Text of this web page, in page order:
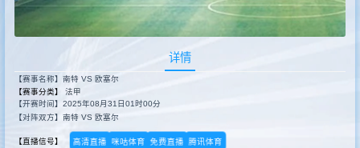
德甲新闻
详情
【赛事名称】南特 VS 欧塞尔
【赛事分类】 法甲
【开赛时间】2025年08月31日01时00分
【对阵双方】南特 VS 欧塞尔
【直播信号】 高清直播 咪咕体育 免费直播 腾讯体育